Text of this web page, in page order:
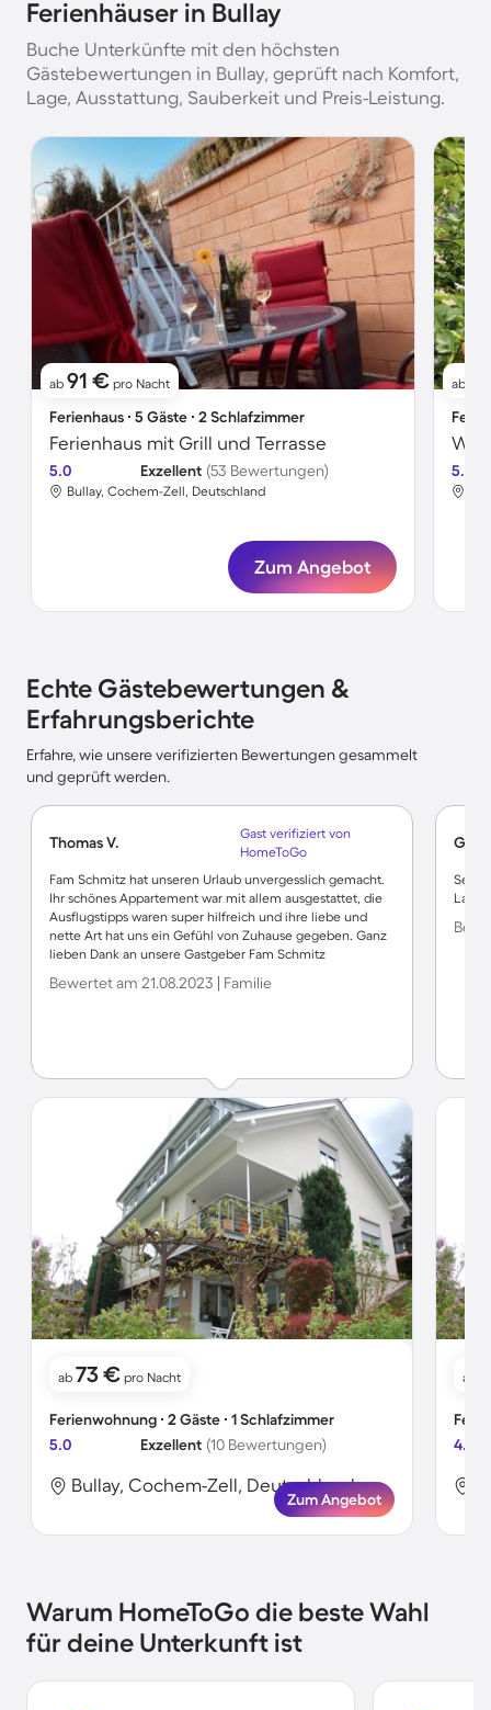
Ferienhäuser in Bullay
Buche Unterkünfte mit den höchsten
Gästebewertungen in Bullay, geprüft nach Komfort,
Lage, Ausstattung, Sauberkeit und Preis-Leistung.
ab 91 € pro Nacht
Ferienhaus ∙ 5 Gäste ∙ 2 Schlafzimmer
Ferienhaus mit Grill und Terrasse
5.0 Exzellent (53 Bewertungen)
Bullay, Cochem-Zell, Deutschland
Zum Angebot
ab
5.0
Echte Gästebewertungen &
Erfahrungsberichte
Erfahre, wie unsere verifizierten Bewertungen gesammelt
und geprüft werden.
Thomas V.
Gast verifiziert von
HomeToGo
Fam Schmitz hat unseren Urlaub unvergesslich gemacht.
Ihr schönes Appartement war mit allem ausgestattet, die
Ausflugstipps waren super hilfreich und ihre liebe und
nette Art hat uns ein Gefühl von Zuhause gegeben. Ganz
lieben Dank an unsere Gastgeber Fam Schmitz
Bewertet am 21.08.2023 | Familie
ab 73 € pro Nacht
Ferienwohnung ∙ 2 Gäste ∙ 1 Schlafzimmer
5.0
Exzellent (10 Bewertungen)
Bullay, Cochem-Zell, Deutschland
Zum Angebot
Sehr
Lage,
ab
4.7
Warum HomeToGo die beste Wahl
für deine Unterkunft ist